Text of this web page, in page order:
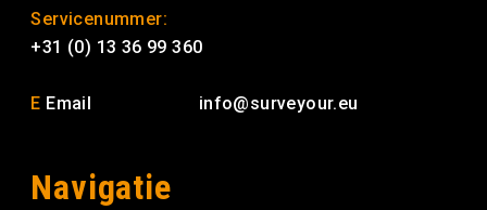
Servicenummer:
+31 (0) 13 36 99 360
E Email info@surveyour.eu
Navigatie